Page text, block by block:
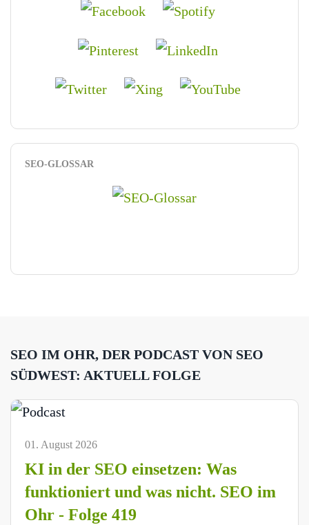
SEO-GLOSSAR
SEO IM OHR, DER PODCAST VON SEO
SÜDWEST: AKTUELL FOLGE
01. August 2026
KI in der SEO einsetzen: Was
funktioniert und was nicht. SEO im
Ohr - Folge 419